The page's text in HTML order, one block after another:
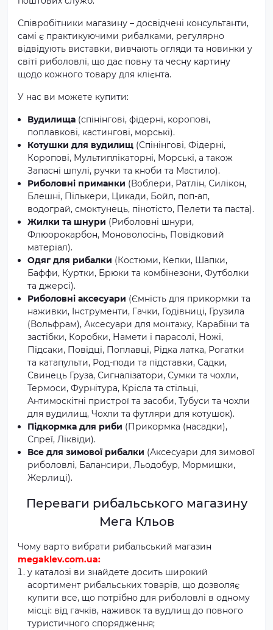
Співробітники магазину – досвідчені консультанти,
самі є практикуючими рибалками, регулярно
відвідують виставки, вивчають огляди та новинки у
світі риболовлі, що дає повну та чесну картину
щодо кожного товару для клієнта.
У нас ви можете купити:
Вудилища (спінінгові, фідерні, коропові,
поплавкові, кастингові, морські).
Котушки для вудилищ (Спінінгові, Фідерні,
Коропові, Мультиплікаторні, Морські, а також
Запасні шпулі, ручки та кноби та Мастило).
Риболовні приманки (Воблери, Ратлін, Силікон,
Блешні, Пількери, Цикади, Бойл, поп-ап,
водограй, смоктунець, пінотісто, Пелети та паста).
Жилки та шнури (Риболовні шнури,
Флюорокарбон, Моноволосінь, Повідковий
матеріал).
Одяг для рибалки (Костюми, Кепки, Шапки,
Баффи, Куртки, Брюки та комбінезони, Футболки
та джерсі).
Риболовні аксесуари (Ємність для прикормки та
наживки, Інструменти, Гачки, Годівниці, Грузила
(Вольфрам), Аксесуари для монтажу, Карабіни та
застібки, Коробки, Намети і парасолі, Ножі,
Підсаки, Повідці, Поплавці, Рідка латка, Рогатки
та катапульти, Род-поди та підставки, Садки,
Свинець Груза, Сигналізатори, Сумки та чохли,
Термоси, Фурнітура, Крісла та стільці,
Антимоскітні пристрої та засоби, Тубуси та чохли
для вудилищ, Чохли та футляри для котушок).
Підкормка для риби (Прикормка (насадки),
Спреї, Ліквіди).
Все для зимової рибалки (Аксесуари для зимової
риболовлі, Балансири, Льодобур, Мормишки,
Жерлиці).
Переваги рибальського магазину
Мега Кльов
Чому варто вибрати рибальський магазин
megaklev.com.ua:
у каталозі ви знайдете досить широкий
асортимент рибальських товарів, що дозволяє
купити все, що потрібно для риболовлі в одному
місці: від гачків, наживок та вудлищ до повного
туристичного спорядження;